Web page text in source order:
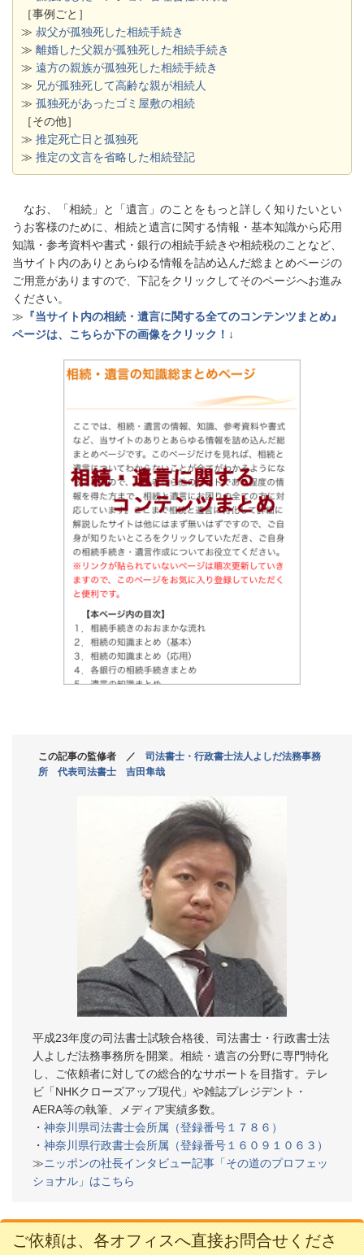
［事例ごと］
≫ 叔父が孤独死した相続手続き
≫ 離婚した父親が孤独死した相続手続き
≫ 遠方の親族が孤独死した相続手続き
≫ 兄が孤独死して高齢な親が相続人
≫ 孤独死があったゴミ屋敷の相続
［その他］
≫ 推定死亡日と孤独死
≫ 推定の文言を省略した相続登記
なお、「相続」と「遺言」のことをもっと詳しく知りたいとい
うお客様のために、相続と遺言に関する情報・基本知識から応用
知識・参考資料や書式・銀行の相続手続きや相続税のことなど、
当サイト内のありとあらゆる情報を詰め込んだ総まとめページの
ご用意がありますので、下記をクリックしてそのページへお進み
ください。
≫ 『当サイト内の相続・遺言に関する全てのコンテンツまとめ』
ページは、こちらか下の画像をクリック！ ↓
この記事の監修者 ／ 司法書士・行政書士法人よしだ法務事務
所 代表司法書士 吉田隼哉
平成23年度の司法書士試験合格後、司法書士・行政書士法
人よしだ法務事務所を開業。相続・遺言の分野に専門特化
し、ご依頼者に対しての総合的なサポートを目指す。テレ
ビ「NHKクローズアップ現代」や雑誌プレジデント・
AERA等の執筆、メディア実績多数。
・ 神奈川県司法書士会所属（登録番号１７８６）
・ 神奈川県行政書士会所属（登録番号１６０９１０６３）
≫ニッポンの社長インタビュー記事「その道のプロフェッ
ショナル」はこちら
ご依頼は、各オフィスへ直接お問合せくださ